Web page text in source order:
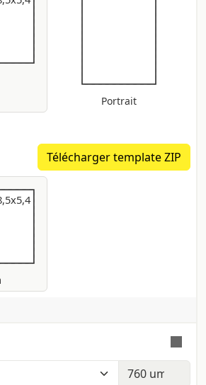
Portrait
Télécharger template ZIP
brillant pour impression.